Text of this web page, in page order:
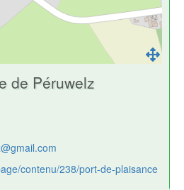
de Péruwelz
contenu/238/port-de-plaisance